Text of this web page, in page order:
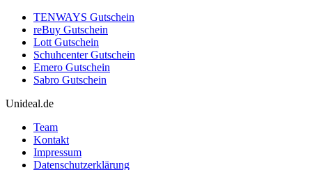
TENWAYS Gutschein
reBuy Gutschein
Lott Gutschein
Schuhcenter Gutschein
Emero Gutschein
Sabro Gutschein
Unideal.de
Team
Kontakt
Impressum
Datenschutzerklärung